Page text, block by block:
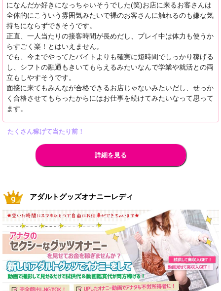
になんだか好きになっちゃいそうでした(笑)お店に来るお客さんは
全体的にこういう雰囲気みたいで裸のお客さんに触れるのも嫌な気
持ちにならずできそうです。
正直、一人当たりの接客時間が長めだし、プレイ中は体力も使うか
らすごく楽！とはいえません。
でも、今までやってたバイトよりも確実に短時間でしっかり稼げる
し、シフトの融通もきいてもらえるみたいなんで学業や就活との両
立もしやすそうです。
面接に来てもみんなが合格できるお店じゃないみたいだし、せっか
く合格させてもらったからにはお仕事を続けてみたいなって思って
ます。
たくさん稼げて当たり前！
詳細を見る
アダルトグッズオナニーレディ